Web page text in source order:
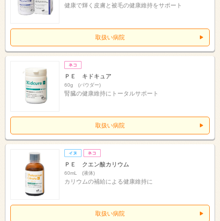
健康で輝く皮膚と被毛の健康維持をサポート
取扱い病院
ＰＥ キドキュア
60g (パウダー)
腎臓の健康維持にトータルサポート
取扱い病院
ＰＥ クエン酸カリウム
60mL (液体)
カリウムの補給による健康維持に
取扱い病院